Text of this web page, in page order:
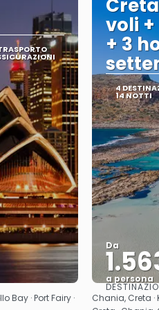
Bay · Port Fairy ·
voli
+ 3
4
14 NOTTI
Da
a persona
Chania, Creta